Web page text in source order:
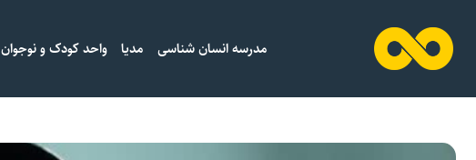
مدرسه انسان شناسی مدیا واحد کودک و نوجوان